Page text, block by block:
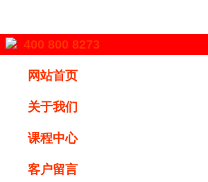
400 800 8273
网站首页
关于我们
课程中心
客户留言